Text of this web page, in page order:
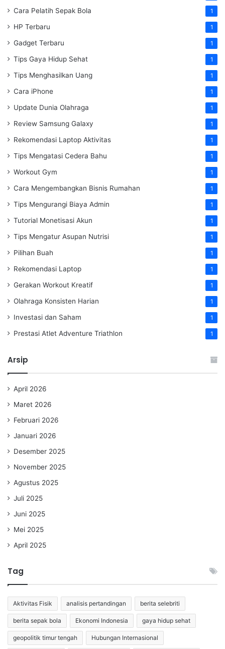
Cara Pelatih Sepak Bola 1
HP Terbaru 1
Gadget Terbaru 1
Tips Gaya Hidup Sehat 1
Tips Menghasilkan Uang 1
Cara iPhone 1
Update Dunia Olahraga 1
Review Samsung Galaxy 1
Rekomendasi Laptop Aktivitas 1
Tips Mengatasi Cedera Bahu 1
Workout Gym 1
Cara Mengembangkan Bisnis Rumahan 1
Tips Mengurangi Biaya Admin 1
Tutorial Monetisasi Akun 1
Tips Mengatur Asupan Nutrisi 1
Pilihan Buah 1
Rekomendasi Laptop 1
Gerakan Workout Kreatif 1
Olahraga Konsisten Harian 1
Investasi dan Saham 1
Prestasi Atlet Adventure Triathlon 1
Arsip
April 2026
Maret 2026
Februari 2026
Januari 2026
Desember 2025
November 2025
Agustus 2025
Juli 2025
Juni 2025
Mei 2025
April 2025
Tag
Aktivitas Fisik analisis pertandingan berita selebriti
berita sepak bola Ekonomi Indonesia gaya hidup sehat
geopolitik timur tengah Hubungan Internasional